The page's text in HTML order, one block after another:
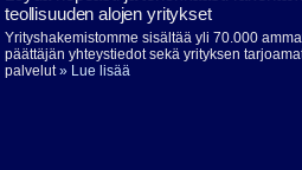
teollisuuden alojen yritykset
Yrityshakemistomme sisältää yli 70.000
päättäjän yhteystiedot sekä yrityksen
palvelut» Lue lisää